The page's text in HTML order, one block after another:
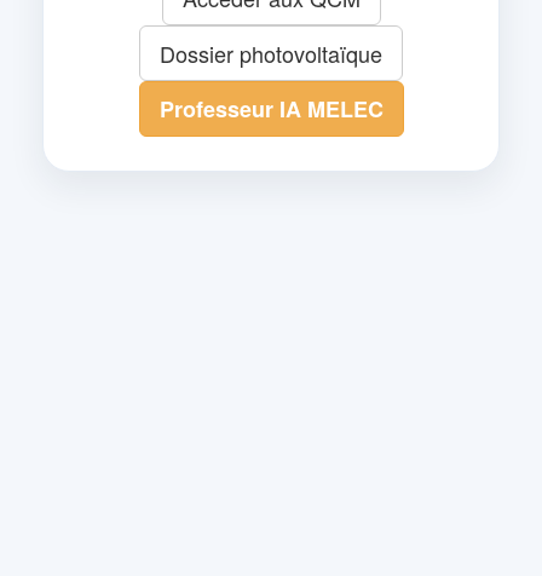
Dossier photovoltaïque
Professeur IA MELEC